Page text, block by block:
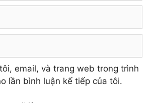
email, và trang web trong trình
lần bình luận kế tiếp của tôi.